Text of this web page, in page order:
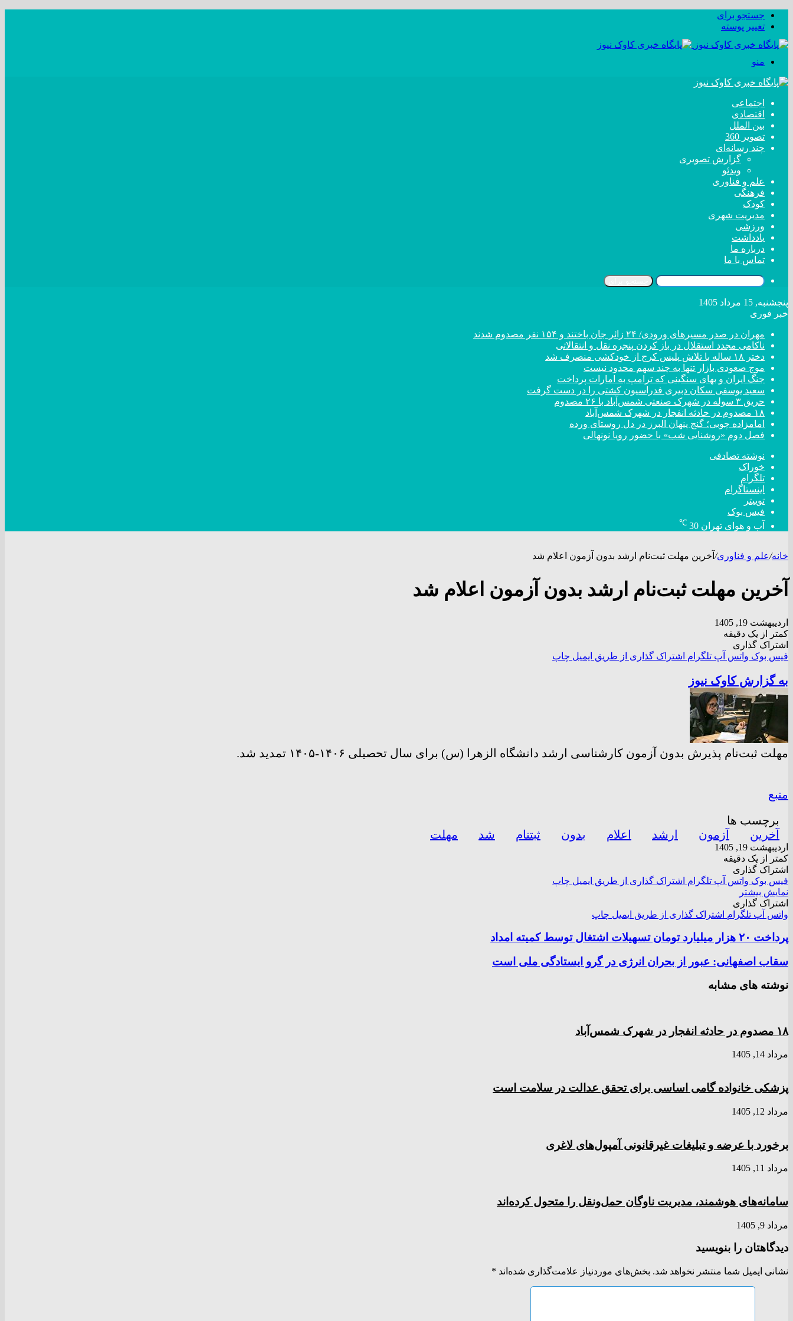
جستجو برای
تغییر پوسته
منو
اجتماعی
اقتصادی
بین الملل
تصویر 360
چند رسانه‌ای
گزارش تصویری
ویدئو
علم و فناوری
فرهنگی
کودک
مدیریت شهری
ورزشی
یادداشت
درباره ما
تماس با ما
پنجشنبه, 15 مرداد 1405
خبر فوری
مهران در صدر مسیر‌های ورودی/ ۲۴ زائر جان باختند و ۱۵۴ نفر مصدوم شدند
ناکامی مجدد استقلال در باز کردن پنجره نقل و انتقالاتی
دختر ‌۱۸‌ ‌ساله‌ با تلاش پلیس کرج از خودکشی منصرف شد
موج صعودی بازار تنها به چند سهم محدود نیست
جنگ ایران و بهای سنگینی که ترامپ به امارات پرداخت
سعید یوسفی سکان دبیری فدراسیون کشتی را در دست گرفت
حریق ۳ سوله در شهرک صنعتی شمس‌آباد با ۲۶ مصدوم
۱۸ مصدوم در حادثه انفجار در شهرک شمس‌آباد
امامزاده چوبی؛ گنج پنهان البرز در دل روستای ورده
فصل دوم «روشنایی شب» با حضور رویا نونهالی
نوشته تصادفی
خوراک
تلگرام
اینستاگرام
توییتر
فیس بوک
آب و هوای تهران 30
℃
خانه/علم و فناوری/ آخرین مهلت ثبت‌نام ارشد بدون آزمون اعلام شد
آخرین مهلت ثبت‌نام ارشد بدون آزمون اعلام شد
اردیبهشت 19, 1405
کمتر از یک دقیقه
اشتراک گذاری
فیس بوک واتس آپ تلگرام اشتراک گذاری از طریق ایمیل چاپ
به گزارش کاوک نیوز
مهلت ثبت‌نام پذیرش بدون آزمون کارشناسی ارشد دانشگاه الزهرا (س) برای سال تحصیلی ۱۴۰۶-۱۴۰۵ تمدید شد.
منبع
برچسب ها
آخرین
آزمون ارشد اعلام بدون ثبتنام شد مهلت
اردیبهشت 19, 1405
کمتر از یک دقیقه
اشتراک گذاری
فیس بوک واتس آپ تلگرام اشتراک گذاری از طریق ایمیل چاپ
نمایش بیشتر
اشتراک گذاری
واتس آپ تلگرام اشتراک گذاری از طریق ایمیل چاپ
پرداخت ۲۰ هزار میلیارد تومان تسهیلات اشتغال توسط کمیته امداد
سقاب اصفهانی: عبور از بحران انرژی در گرو ایستادگی ملی است
نوشته های مشابه
۱۸ مصدوم در حادثه انفجار در شهرک شمس‌آباد
مرداد 14, 1405
پزشکی خانواده گامی اساسی برای تحقق عدالت در سلامت است
مرداد 12, 1405
برخورد با عرضه و تبلیغات غیرقانونی آمپول‌های لاغری
مرداد 11, 1405
سامانه‌های هوشمند، مدیریت ناوگان حمل‌ونقل را متحول کرده‌اند
مرداد 9, 1405
دیدگاهتان را بنویسید
نشانی ایمیل شما منتشر نخواهد شد. بخش‌های موردنیاز علامت‌گذاری شده‌اند *